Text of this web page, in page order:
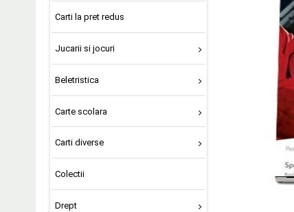
Carti la pret redus
Jucarii si jocuri
Beletristica
Carte scolara
Carti diverse
Colectii
Drept